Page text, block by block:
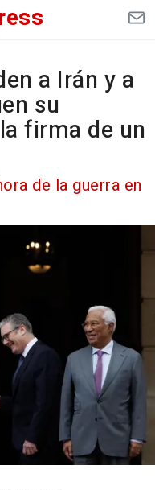
a Irán y a
su
firma de un
de la guerra en